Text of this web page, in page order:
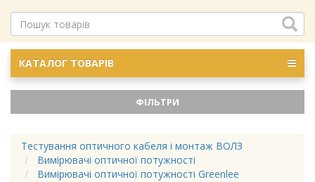
КАТАЛОГ ТОВАРІВ
ФІЛЬТРИ
Тестування оптичного кабеля і монтаж ВОЛЗ
Вимірювачі оптичної потужності
Вимірювачі оптичної потужності Greenlee